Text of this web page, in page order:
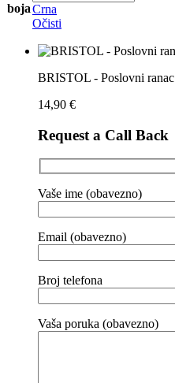
bojaCrna
Očisti
BRISTOL - Poslovni ranac
14,90 €
Request a Call Back
Vaše ime (obavezno)
Email (obavezno)
Broj telefona
Vaša poruka (obavezno)